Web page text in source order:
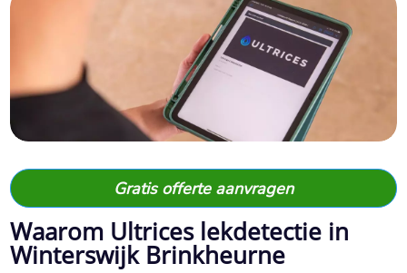
Gratis offerte aanvragen
Waarom Ultrices lekdetectie in
Winterswijk Brinkheurne